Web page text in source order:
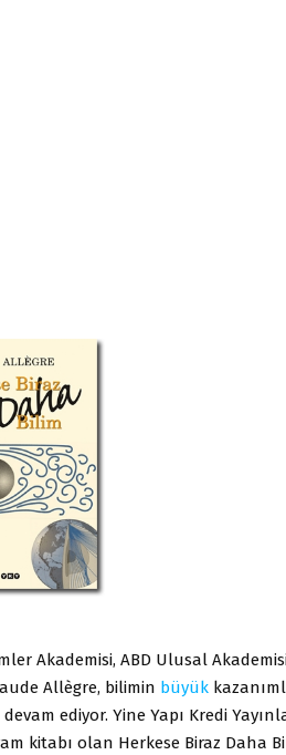
Akademisi, ABD Ulusal
Allègre, bilimin büyük
ediyor. Yine Yapı Kredi
kitabı olan Herkese Biraz Daha